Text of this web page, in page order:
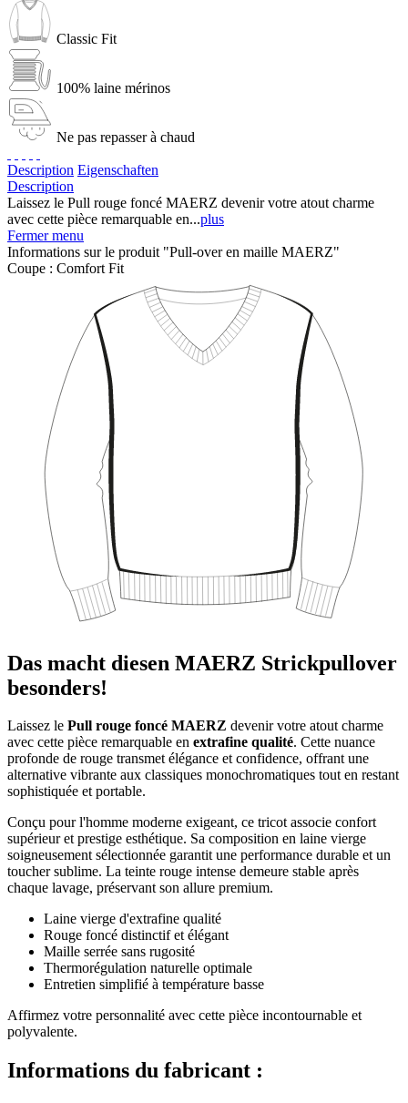
Classic Fit
100% laine mérinos
Ne pas repasser à chaud
Description Eigenschaften
Description
Laissez le Pull rouge foncé MAERZ devenir votre atout charme
avec cette pièce remarquable en...plus
Fermer menu
Informations sur le produit "Pull-over en maille MAERZ"
Coupe : Comfort Fit
Das macht diesen MAERZ Strickpullover
besonders!
Laissez le Pull rouge foncé MAERZ devenir votre atout charme
avec cette pièce remarquable en extrafine qualité. Cette nuance
profonde de rouge transmet élégance et confidence, offrant une
alternative vibrante aux classiques monochromatiques tout en restant
sophistiquée et portable.
Conçu pour l'homme moderne exigeant, ce tricot associe confort
supérieur et prestige esthétique. Sa composition en laine vierge
soigneusement sélectionnée garantit une performance durable et un
toucher sublime. La teinte rouge intense demeure stable après
chaque lavage, préservant son allure premium.
Laine vierge d'extrafine qualité
Rouge foncé distinctif et élégant
Maille serrée sans rugosité
Thermorégulation naturelle optimale
Entretien simplifié à température basse
Affirmez votre personnalité avec cette pièce incontournable et
polyvalente.
Informations du fabricant :